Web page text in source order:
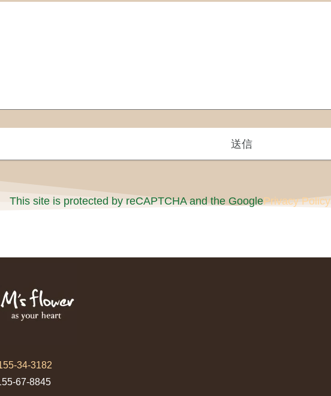
This site is protected by reCAPTCHA and the GooglePrivacy Policy
34-3182
67-8845